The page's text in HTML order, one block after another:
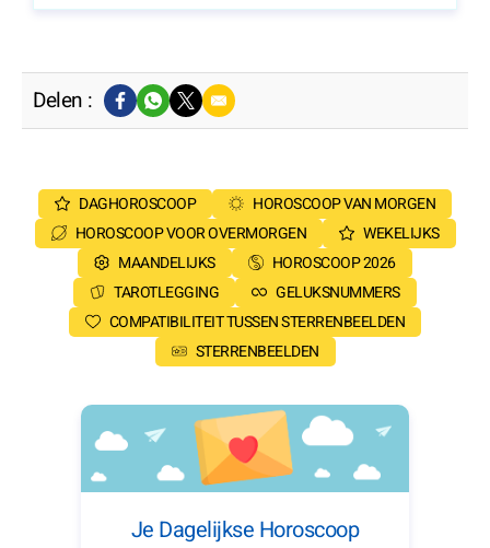
Delen :
DAGHOROSCOOP
HOROSCOOP VAN MORGEN
HOROSCOOP VOOR OVERMORGEN
WEKELIJKS
MAANDELIJKS
HOROSCOOP 2026
TAROTLEGGING
GELUKSNUMMERS
COMPATIBILITEIT TUSSEN STERRENBEELDEN
STERRENBEELDEN
Je Dagelijkse Horoscoop